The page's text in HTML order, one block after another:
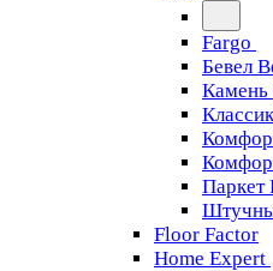
Fargo
Бевел
Камень
Паркет
Floor Factor
Home Expert